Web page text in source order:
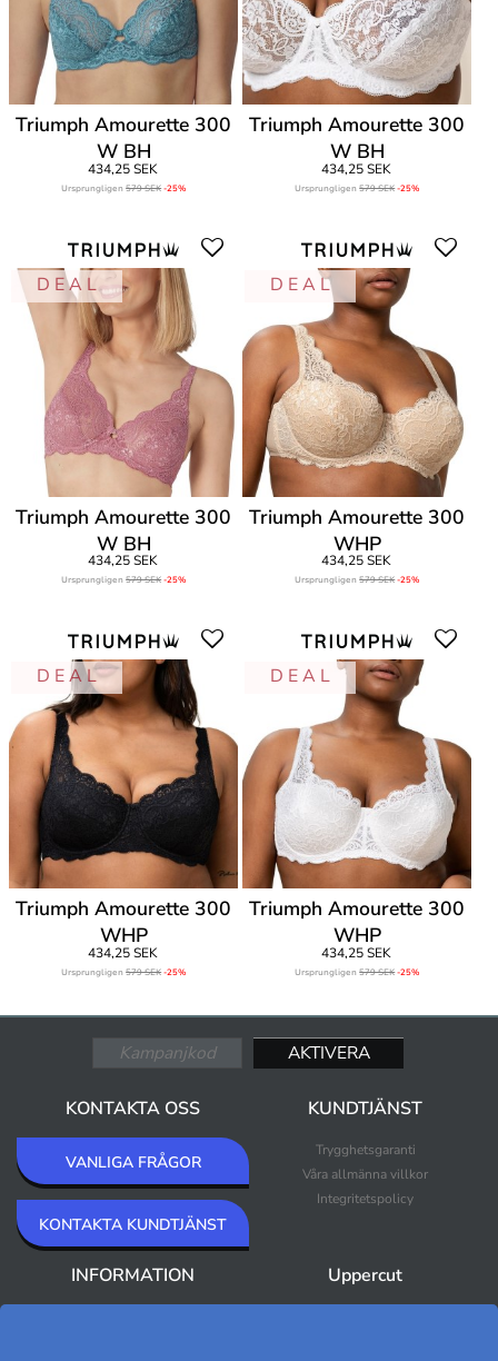
Triumph Amourette 300
W BH
434,25 SEK
Ursprungligen579 SEK-25%
Triumph Amourette 300
W BH
434,25 SEK
Ursprungligen579 SEK-25%
D E A L
Triumph Amourette 300
W BH
434,25 SEK
Ursprungligen579 SEK-25%
D E A L
Triumph Amourette 300
WHP
434,25 SEK
Ursprungligen579 SEK-25%
D E A L
Triumph Amourette 300
WHP
434,25 SEK
Ursprungligen579 SEK-25%
D E A L
Triumph Amourette 300
WHP
434,25 SEK
Ursprungligen579 SEK-25%
KONTAKTA OSS
VANLIGA FRÅGOR
KONTAKTA KUNDTJÄNST
KUNDTJÄNST
Trygghetsgaranti
Våra allmänna villkor
Integritetspolicy
INFORMATION Uppercut